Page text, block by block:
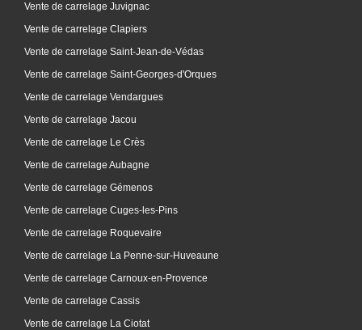
Vente de carrelage Juvignac
Vente de carrelage Clapiers
Vente de carrelage Saint-Jean-de-Védas
Vente de carrelage Saint-Georges-d'Orques
Vente de carrelage Vendargues
Vente de carrelage Jacou
Vente de carrelage Le Crès
Vente de carrelage Aubagne
Vente de carrelage Gémenos
Vente de carrelage Cuges-les-Pins
Vente de carrelage Roquevaire
Vente de carrelage La Penne-sur-Huveaune
Vente de carrelage Carnoux-en-Provence
Vente de carrelage Cassis
Vente de carrelage La Ciotat